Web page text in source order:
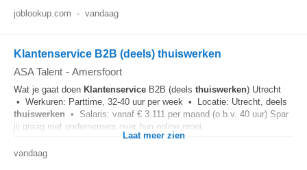
joblookup.com - vandaag
Klantenservice B2B (deels) thuiswerken
ASA Talent - Amersfoort
Wat je gaat doen Klantenservice B2B (deels thuiswerken) Utrecht
• Werkuren: Parttime, 32-40 uur per week • Locatie: Utrecht, deels
thuiswerken • Salaris: vanaf € 3.111 per maand (o.b.v. 40 uur) Spar
jij graag met ondernemers over hun online groei...
Laat meer zien
vandaag